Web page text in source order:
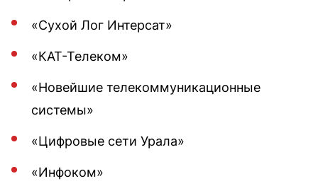
«Сухой Лог Интерсат»
«КАТ-Телеком»
«Новейшие телекоммуникационные
системы»
«Цифровые сети Урала»
«Инфоком»